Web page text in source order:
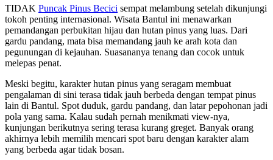
TIDAK Puncak Pinus Becici sempat melambung setelah dikunjungi
tokoh penting internasional. Wisata Bantul ini menawarkan
pemandangan perbukitan hijau dan hutan pinus yang luas. Dari
gardu pandang, mata bisa memandang jauh ke arah kota dan
pegunungan di kejauhan. Suasananya tenang dan cocok untuk
melepas penat.
Meski begitu, karakter hutan pinus yang seragam membuat
pengalaman di sini terasa tidak jauh berbeda dengan tempat pinus
lain di Bantul. Spot duduk, gardu pandang, dan latar pepohonan jadi
pola yang sama. Kalau sudah pernah menikmati view-nya,
kunjungan berikutnya sering terasa kurang greget. Banyak orang
akhirnya lebih memilih mencari spot baru dengan karakter alam
yang berbeda agar tidak bosan.